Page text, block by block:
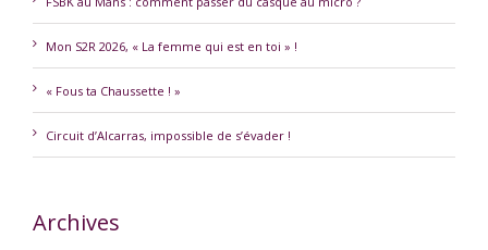
Mon S2R 2026, « La femme qui est en toi » !
« Fous ta Chaussette ! »
Circuit d’Alcarras, impossible de s’évader !
Archives